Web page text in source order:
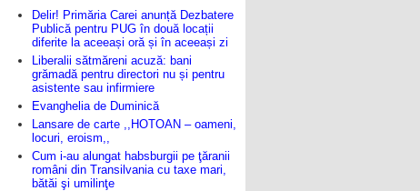
Delir! Primăria Carei anunță Dezbatere
Publică pentru PUG în două locații
diferite la aceeași oră și în aceeași zi
Liberalii sătmăreni acuză: bani
grămadă pentru directori nu și pentru
asistente sau infirmiere
Evanghelia de Duminică
Lansare de carte ,,HOTOAN – oameni,
locuri, eroism,,
Cum i-au alungat habsburgii pe ţăranii
români din Transilvania cu taxe mari,
bătăi şi umilinţe